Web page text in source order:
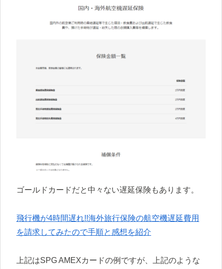
ゴールドカードだと中々ない遅延保険もあります。
飛行機が4時間遅れ!!海外旅行保険の航空機遅延費用
を請求してみたので手順と感想を紹介
上記はSPG AMEXカードの例ですが、上記のような